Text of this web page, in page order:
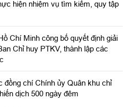
hiện nhiệm vụ tìm kiếm, quy tập
Chí Minh công bố quyết định giải
Chỉ huy PTKV, thành lập các
đồng chí Chính ủy Quân khu chỉ
dịch 500 ngày đêm